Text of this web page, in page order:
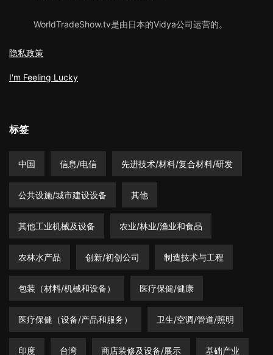
WorldTradeShow.tv是由日本的Vidya公司运营的。
隐私政策
I'm Feeling Lucky
标签
中国 信息/电信 先进技术/材料/复合材料/研发
公共设施/城市建设设备 其他
其他工业机械及设备 农业/林业/渔业和食品
农林水产品 创新/初创公司 制造技术与工程
包装（材料/机械和设备） 医疗保健/健康
医疗保健（设备/产品和服务） 卫生/空调/管道/照明
印度 台湾 商店装修及设备/展示 基础产业